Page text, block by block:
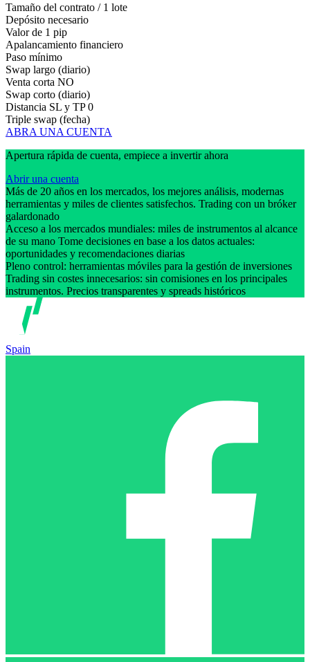
Tamaño del contrato / 1 lote
Depósito necesario
Valor de 1 pip
Apalancamiento financiero
Paso mínimo
Swap largo (diario)
Venta corta NO
Swap corto (diario)
Distancia SL y TP 0
Triple swap (fecha)
ABRA UNA CUENTA
Apertura rápida de cuenta, empiece a invertir ahora
Abrir una cuenta
Más de 20 años en los mercados, los mejores análisis, modernas
herramientas y miles de clientes satisfechos. Trading con un bróker
galardonado
Acceso a los mercados mundiales: miles de instrumentos al alcance
de su mano Tome decisiones en base a los datos actuales:
oportunidades y recomendaciones diarias
Pleno control: herramientas móviles para la gestión de inversiones
Trading sin costes innecesarios: sin comisiones en los principales
instrumentos. Precios transparentes y spreads históricos
Spain